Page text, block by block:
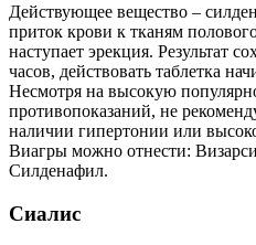
Действующее вещество –
приток крови к тканям
наступает эрекция. Результат
часов, действовать таблетка
Несмотря на высокую
противопоказаний, не
наличии гипертонии или
Виагры можно отнести:
Силденафил.
Сиалис